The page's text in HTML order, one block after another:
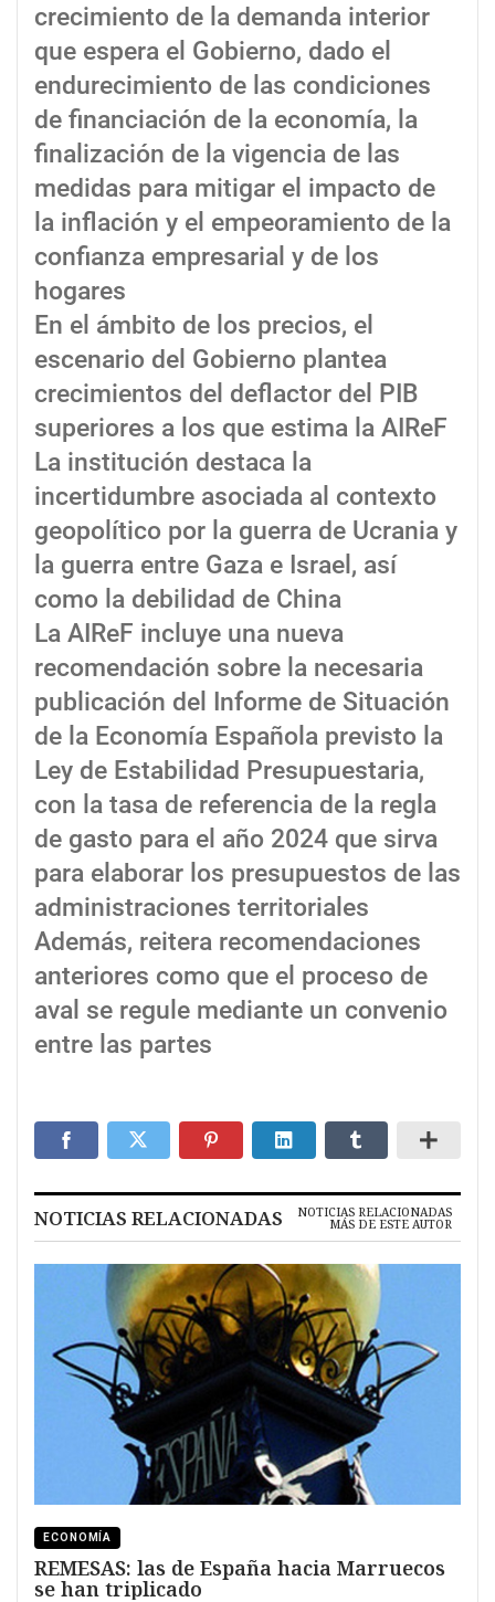
crecimiento de la demanda interior
que espera el Gobierno, dado el
endurecimiento de las condiciones
de financiación de la economía, la
finalización de la vigencia de las
medidas para mitigar el impacto de
la inflación y el empeoramiento de la
confianza empresarial y de los
hogares
En el ámbito de los precios, el
escenario del Gobierno plantea
crecimientos del deflactor del PIB
superiores a los que estima la AIReF
La institución destaca la
incertidumbre asociada al contexto
geopolítico por la guerra de Ucrania y
la guerra entre Gaza e Israel, así
como la debilidad de China
La AIReF incluye una nueva
recomendación sobre la necesaria
publicación del Informe de Situación
de la Economía Española previsto la
Ley de Estabilidad Presupuestaria,
con la tasa de referencia de la regla
de gasto para el año 2024 que sirva
para elaborar los presupuestos de las
administraciones territoriales
Además, reitera recomendaciones
anteriores como que el proceso de
aval se regule mediante un convenio
entre las partes
NOTICIAS RELACIONADAS NOTICIAS RELACIONADAS
MÁS DE ESTE AUTOR
ECONOMÍA
REMESAS: las de España hacia Marruecos
se han triplicado